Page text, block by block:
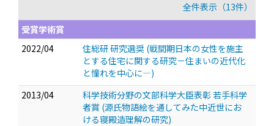
全件表示（13件）
受賞学術賞
2022/04
住総研 研究選奨 (戦間期日本の女性を施主
とする住宅に関する研究－住まいの近代化
と憧れを中心に―)
2013/04
科学技術分野の文部科学大臣表彰 若手科学
者賞 (源氏物語絵を通してみた中近世にお
ける寝殿造理解の研究)